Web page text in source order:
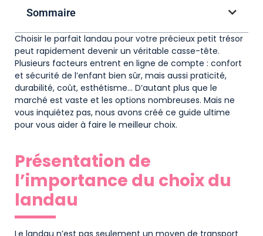
Sommaire
Choisir le parfait landau pour votre précieux petit trésor
peut rapidement devenir un véritable casse-tête.
Plusieurs facteurs entrent en ligne de compte : confort
et sécurité de l’enfant bien sûr, mais aussi praticité,
durabilité, coût, esthétisme… D’autant plus que le
marché est vaste et les options nombreuses. Mais ne
vous inquiétez pas, nous avons créé ce guide ultime
pour vous aider à faire le meilleur choix.
Présentation de
l’importance du choix du
landau
Le landau n’est pas seulement un moyen de transport